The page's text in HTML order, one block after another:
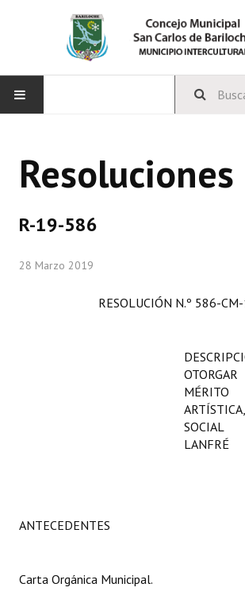
CONCEJO
Comisiones Especiales
Digesto
Resoluciones
R-19-586
28 Marzo 2019
RESOLUCIÓN N.º 586-
SOCIAL
LANFRÉ
ANTECEDENTES
Carta Orgánica Municipal.